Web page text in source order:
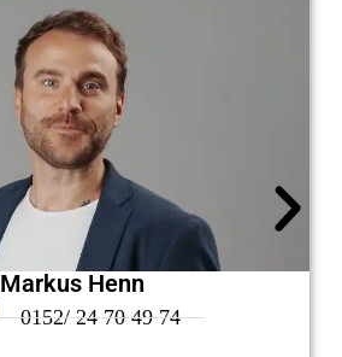
Markus Henn
0152/ 24 70 49 74